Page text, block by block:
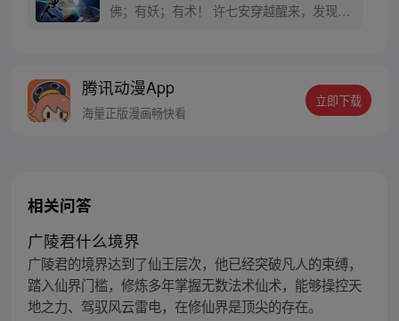
佛；有妖；有术！ 许七安穿越醒来，发现自
者卖报小郎君同名小说 QQ群号：
799493374
腾讯动漫App
海量正版漫画畅快看
立即下载
相关问答
广陵君什么境界
广陵君的境界达到了仙王层次，他已经突破凡人的束缚，
踏入仙界门槛，修炼多年掌握无数法术仙术，能够操控天
地之力、驾驭风云雷电，在修仙界是顶尖的存在。